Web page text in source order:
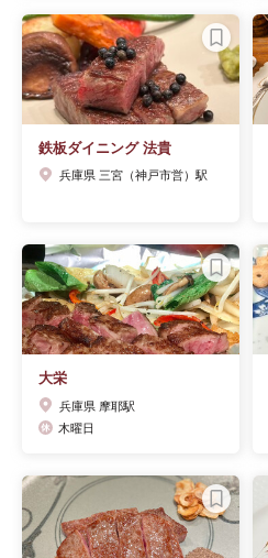
鉄板ダイニング 法貴
兵庫県 三宮（神戸市営）駅
大栄
兵庫県 摩耶駅
木曜日